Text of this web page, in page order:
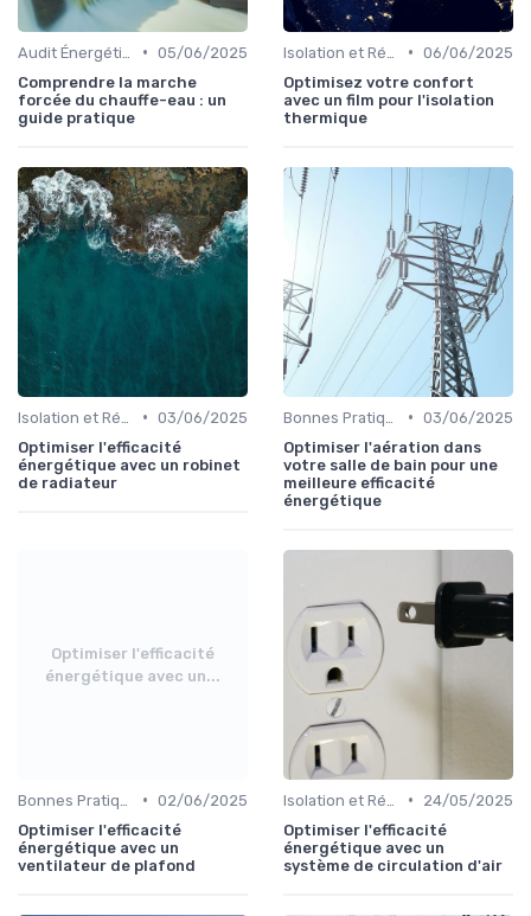
• 05/06/2025
Comprendre la marche
forcée du chauffe-eau : un
guide pratique
• 06/06/2025
Optimisez votre confort
avec un film pour l'isolation
thermique
• 03/06/2025
Optimiser l'efficacité
énergétique avec un robinet
de radiateur
• 03/06/2025
Optimiser l'aération dans
votre salle de bain pour une
meilleure efficacité
énergétique
Optimiser l'efficacité
énergétique avec un...
• 02/06/2025
Optimiser l'efficacité
énergétique avec un
ventilateur de plafond
•
24/05/2025
Optimiser l'efficacité
énergétique avec un
système de circulation d'air